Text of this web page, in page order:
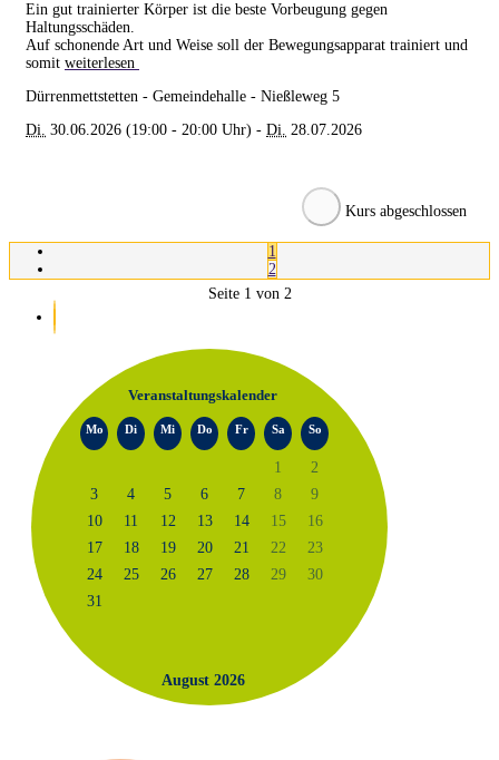
Ein gut trainierter Körper ist die beste Vorbeugung gegen
Haltungsschäden.
Auf schonende Art und Weise soll der Bewegungsapparat trainiert und
somit weiterlesen
Dürrenmettstetten - Gemeindehalle - Nießleweg 5
Di. 30.06.2026 (19:00 - 20:00 Uhr) - Di. 28.07.2026
Kurs abgeschlossen
1
2
Seite 1 von 2
Veranstaltungskalender
Mo Di Mi Do Fr Sa So
1
2
3
4 5 6 7 8
9
10
11 12 13 14 15
16
17
18 19 20 21 22
23
24
25 26 27 28 29
30
31
August 2026